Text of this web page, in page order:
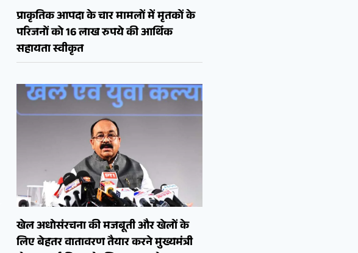
प्राकृतिक आपदा के चार मामलों में मृतकों के
परिजनों को 16 लाख रुपये की आर्थिक
सहायता स्वीकृत
खेल अधोसंरचना की मजबूती और खेलों के
लिए बेहतर वातावरण तैयार करने मुख्यमंत्री